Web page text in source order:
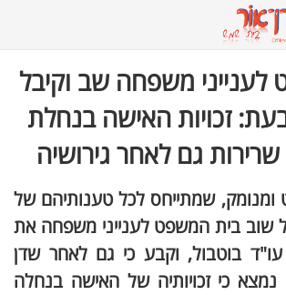
משפחה שב וקיבל
זכויות האישה בנחלת
גם לאחר גירושיה
ומנומק, שמתייחס לכל טענותיהם של
שוב בית המשפט לענייני משפחה את
בוטבול, וקבע כי גם לאחר שדן
כי זכויותיה של האישה בנחלה